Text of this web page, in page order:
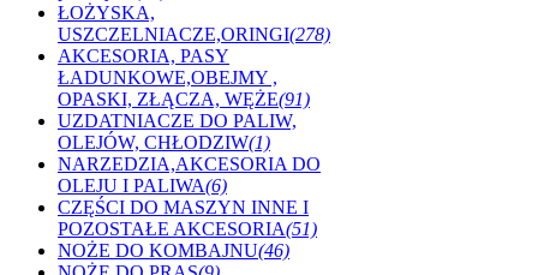
ŁOŻYSKA,
USZCZELNIACZE,ORINGI(278)
AKCESORIA, PASY
ŁADUNKOWE,OBEJMY ,
OPASKI, ZŁĄCZA, WĘŻE(91)
UZDATNIACZE DO PALIW,
OLEJÓW, CHŁODZIW(1)
NARZEDZIA,AKCESORIA DO
OLEJU I PALIWA(6)
CZĘŚCI DO MASZYN INNE I
POZOSTAŁE AKCESORIA(51)
NOŻE DO KOMBAJNU(46)